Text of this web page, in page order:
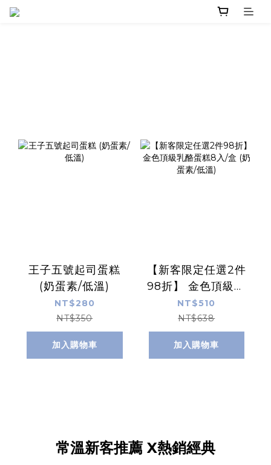
王子五號起司蛋糕
(奶蛋素/低溫)
NT$280
NT$350
加入購物車
【新客限定任選2件
98折】 金色頂級乳
酪蛋糕8入/盒 (奶蛋
素/低溫)
NT$510
NT$638
加入購物車
常溫新客推薦 X熱銷經典